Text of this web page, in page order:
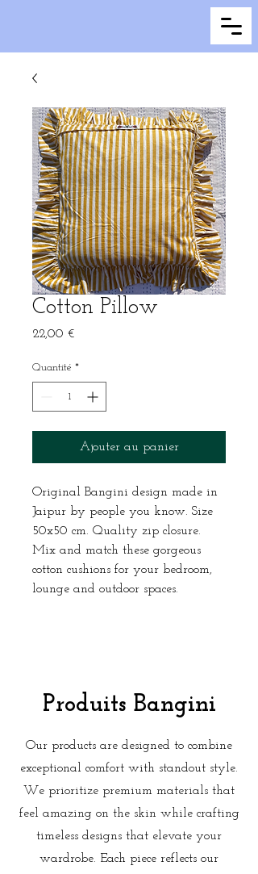
Cotton Pillow
22,00 €
Quantité *
Ajouter au panier
Original Bangini design made in
Jaipur by people you know. Size
50x50 cm. Quality zip closure.
Mix and match these gorgeous
cotton cushions for your bedroom,
lounge and outdoor spaces.
Produits Bangini
Our products are designed to combine
exceptional comfort with standout style.
We prioritize premium materials that
feel amazing on the skin while crafting
timeless designs that elevate your
wardrobe. Each piece reflects our